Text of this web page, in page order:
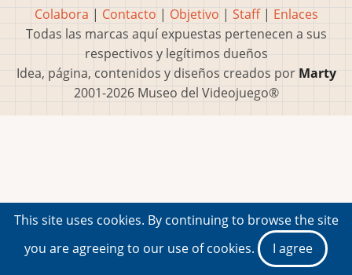
Colabora | Contacto | Objetivo | Staff| Enlaces
Todas las marcas aquí expuestas pertenecen a sus
respectivos y legítimos dueños
Idea, página, contenidos y diseños creados por Marty
2001-2026 Museo del Videojuego®
This site uses cookies. By continuing to browse the site
you are agreeing to our use of cookies.
I agree